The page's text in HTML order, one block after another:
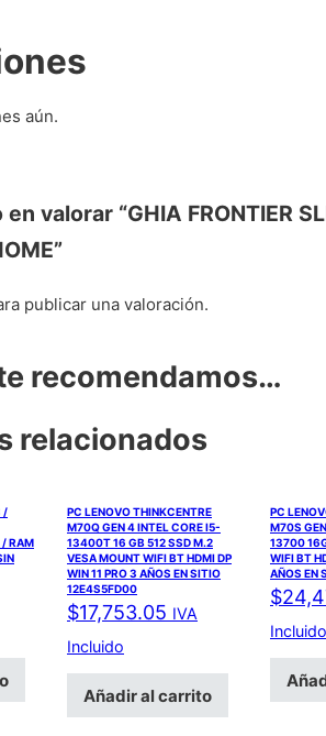
aún.
valorar “GHIA FRONTIER
publicar una valoración.
recomendamos…
relacionados
/
/ RAM
PC LENOVO THINKCENTRE
M70Q GEN 4 INTEL CORE I5-
13400T 16 GB 512 SSD M.2
VESA MOUNT WIFI BT HDMI DP
WIN 11 PRO 3 AÑOS EN SITIO
12E4S5FD00
$17,753.05 IVA
Incluido
Añadir al carrito
PC
M70S
13700
WIFI BT
AÑOS EN
$
Incluido